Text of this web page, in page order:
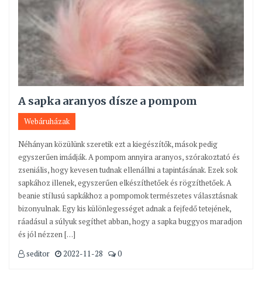
A sapka aranyos dísze a pompom
Webáruházak
Néhányan közülünk szeretik ezt a kiegészítők, mások pedig
egyszerűen imádják. A pompom annyira aranyos, szórakoztató és
zseniális, hogy kevesen tudnak ellenállni a tapintásának. Ezek sok
sapkához illenek, egyszerűen elkészíthetőek és rögzíthetőek. A
beanie stílusú sapkákhoz a pompomok természetes választásnak
bizonyulnak. Egy kis különlegességet adnak a fejfedő tetejének,
ráadásul a súlyuk segíthet abban, hogy a sapka buggyos maradjon
és jól nézzen […]
seditor
2022-11-28 0